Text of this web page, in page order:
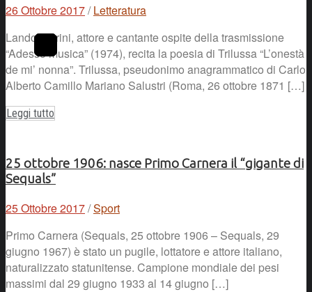
26 Ottobre 2017/ Letteratura
Lando Fiorini, attore e cantante ospite della trasmissione
“Adesso musica” (1974), recita la poesia di Trilussa “L’onestà
de mi’ nonna”. Trilussa, pseudonimo anagrammatico di Carlo
Alberto Camillo Mariano Salustri (Roma, 26 ottobre 1871 […]
Leggi tutto
25 ottobre 1906: nasce Primo Carnera il “gigante di
Sequals”
25 Ottobre 2017/Sport
Primo Carnera (Sequals, 25 ottobre 1906 – Sequals, 29
giugno 1967) è stato un pugile, lottatore e attore italiano,
naturalizzato statunitense. Campione mondiale dei pesi
massimi dal 29 giugno 1933 al 14 giugno […]